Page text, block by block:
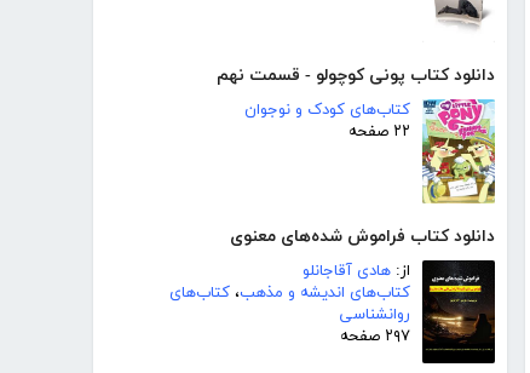
دانلود کتاب پونی کوچولو - قسمت نهم
کتاب‌های کودک و نوجوان
۲۲ صفحه
دانلود کتاب فراموش شده‌های معنوی
از: هادی آقاجانلو
کتاب‌های اندیشه و مذهب، کتاب‌های
روانشناسی
۲۹۷ صفحه